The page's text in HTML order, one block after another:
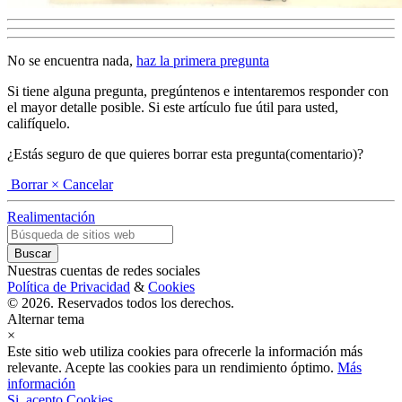
No se encuentra nada, haz la primera pregunta
Si tiene alguna pregunta, pregúntenos e intentaremos responder con
el mayor detalle posible. Si este artículo fue útil para usted,
califíquelo.
¿Estás seguro de que quieres borrar esta pregunta(comentario)?
Borrar × Cancelar
Realimentación
Nuestras cuentas de redes sociales
Política de Privacidad & Cookies
© 2026. Reservados todos los derechos.
Alternar tema
×
Este sitio web utiliza cookies para ofrecerle la información más
relevante. Acepte las cookies para un rendimiento óptimo. Más
información